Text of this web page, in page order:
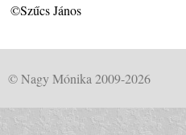
©Szűcs János
© Nagy Mónika 2009-2026